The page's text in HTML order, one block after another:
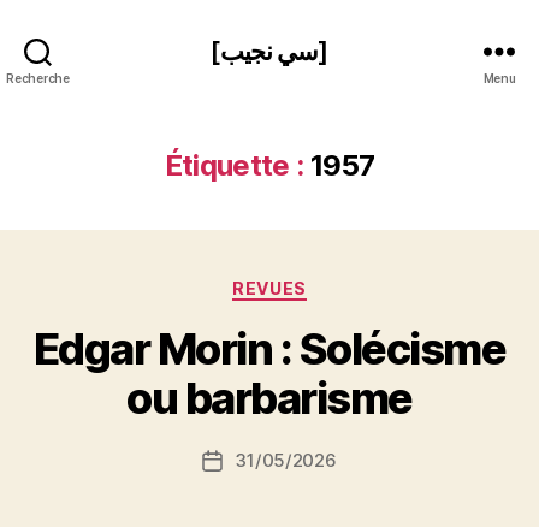
Recherche
[سي نجيب]
Menu
Étiquette : 1957
Catégories
REVUES
Edgar Morin : Solécisme
ou barbarisme
Auteur
de
P
a
r
N
Date31/05/2026